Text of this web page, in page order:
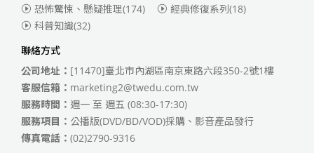
恐怖驚悚、懸疑推理(174) 經典修復系列(18)
科普知識(32)
聯絡方式
公司地址： [11470]臺北市內湖區南京東路六段350-2號1樓
客服信箱： marketing2@twedu.com.tw
服務時間： 週一 至 週五 (08:30-17:30)
服務項目： 公播版(DVD/BD/VOD)採購、影音產品發行
傳真電話： (02)2790-9316